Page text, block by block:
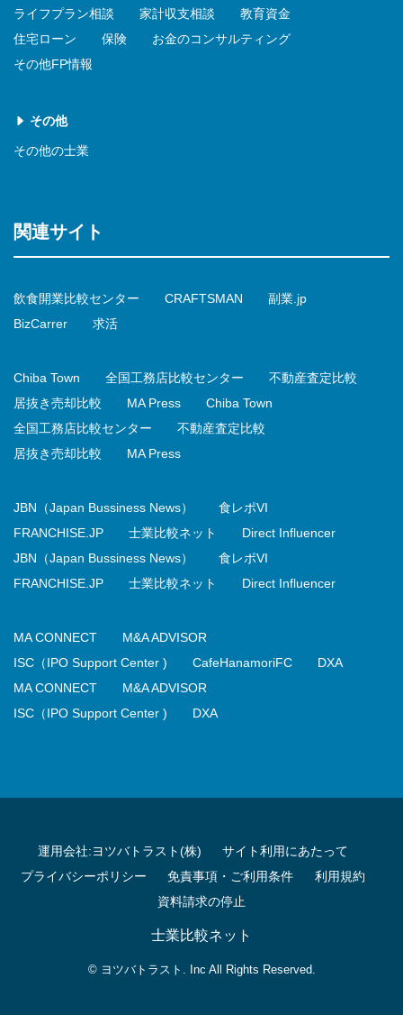
ライフプラン相談 家計収支相談
教育資金
住宅ローン
保険
お金のコンサルティング
その他FP情報
その他
その他の士業
関連サイト
飲食開業比較センター CRAFTSMAN
副業.jp
BizCarrer
求活
Chiba Town 全国工務店比較センター
不動産査定比較
居抜き売却比較
MA Press
Chiba Town
全国工務店比較センター
不動産査定比較
居抜き売却比較
MA Press
JBN（Japan Bussiness News）
食レポVI
FRANCHISE.JP
士業比較ネット
Direct Influencer
JBN（Japan Bussiness News）
食レポVI
FRANCHISE.JP
士業比較ネット Direct Influencer
MA CONNECT
M&A ADVISOR
ISC（IPO Support Center )
CafeHanamoriFC
DXA
MA CONNECT
M&A ADVISOR
ISC（IPO Support Center )
DXA
運用会社:ヨツバトラスト(株)
サイト利用にあたって
プライバシーポリシー
免責事項・ご利用条件
利用規約
資料請求の停止
士業比較ネット
© ヨツバトラスト. Inc All Rights Reserved.